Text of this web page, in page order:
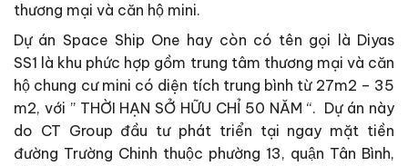
thương mại và căn hộ mini.
Dự án Space Ship One hay còn có tên gọi là Diyas
SS1 là khu phức hợp gồm trung tâm thương mại và căn
hộ chung cư mini có diện tích trung bình từ 27m2 – 35
m2, với ” THỜI HẠN SỞ HỮU CHỈ 50 NĂM “. Dự án này
do CT Group đầu tư phát triển tại ngay mặt tiền
đường Trường Chinh thuộc phường 13, quận Tân Bình,